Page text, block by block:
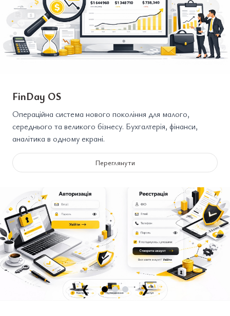
FinDay OS
Операційна система нового покоління для малого,
середнього та великого бізнесу. Бухгалтерія, фінанси,
аналітика в одному екрані.
Переглянути
❮ ❯